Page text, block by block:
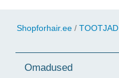
Shopforhair.ee / TOOTJAD
Omadused